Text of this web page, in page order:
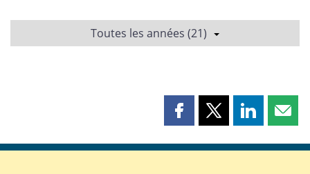
Toutes les années (21)
Partager
page
Partager
page
Partager
page page